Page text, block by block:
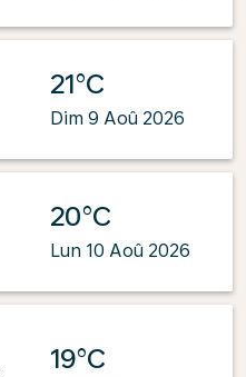
21°C
Dim 9 Aoû 2026
20°C
Lun 10 Aoû 2026
19°C